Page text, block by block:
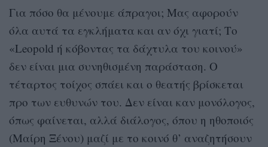
Για πόσο θα μένουμε άπραγοι; Μας αφορούν
όλα αυτά τα εγκλήματα και αν όχι γιατί; Το
«Leopold ή κόβοντας τα δάχτυλα του κοινού»
δεν είναι μια συνηθισμένη παράσταση. Ο
τέταρτος τοίχος σπάει και ο θεατής βρίσκεται
προ των ευθυνών του. Δεν είναι καν μονόλογος,
όπως φαίνεται, αλλά διάλογος, όπου η ηθοποιός
(Μαίρη Ξένου) μαζί με το κοινό θ’ αναζητήσουν